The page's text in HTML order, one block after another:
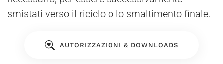
smistati verso il riciclo o lo smaltimento finale.
AUTORIZZAZIONI & DOWNLOADS